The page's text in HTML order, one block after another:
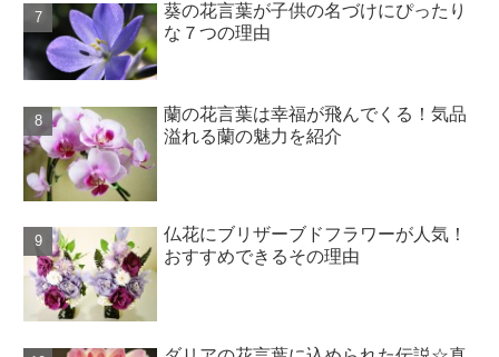
葵の花言葉が子供の名づけにぴったり
な７つの理由
蘭の花言葉は幸福が飛んでくる！気品
溢れる蘭の魅力を紹介
仏花にブリザーブドフラワーが人気！
おすすめできるその理由